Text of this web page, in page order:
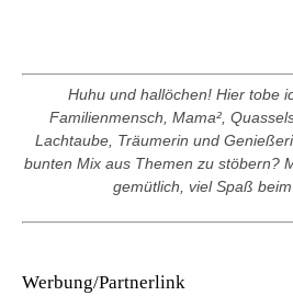
Huhu und hallöchen! Hier tobe
Familienmensch, Mama²,
Lachtaube, Träumerin und
bunten Mix aus Themen zu stöbern?
gemütlich, viel Spaß
Werbung/Partnerlink